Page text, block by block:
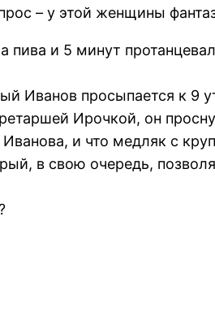
– у этой женщины
пива и 5 минут
Иванов просыпается к 9
Ирочкой, он
и что медляк с
в свою очередь,